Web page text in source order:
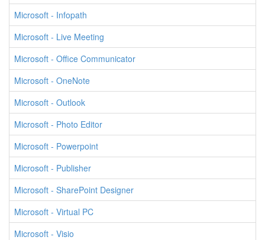
Microsoft - Infopath
Microsoft - Live Meeting
Microsoft - Office Communicator
Microsoft - OneNote
Microsoft - Outlook
Microsoft - Photo Editor
Microsoft - Powerpoint
Microsoft - Publisher
Microsoft - SharePoint Designer
Microsoft - Virtual PC
Microsoft - Visio